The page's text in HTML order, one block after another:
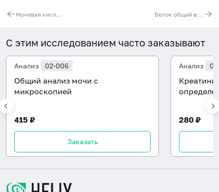
Мочевая кислота в сыворотке Белок общий в сыворотке
С этим исследованием часто заказывают
Анализ 02-006
Общий анализ мочи с
микроскопией
415 ₽
Заказать
Анализ
280 ₽